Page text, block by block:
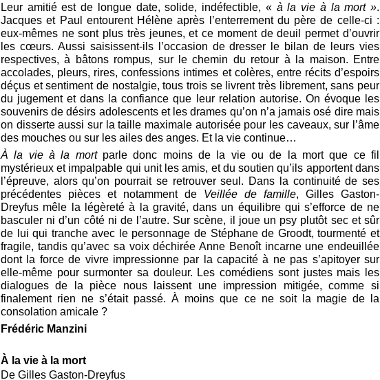
Leur amitié est de longue date, solide, indéfectible, « à la vie à la mort ».
Jacques et Paul entourent Hélène après l’enterrement du père de celle-ci :
eux-mêmes ne sont plus très jeunes, et ce moment de deuil permet d’ouvrir
les cœurs. Aussi saisissent-ils l’occasion de dresser le bilan de leurs vies
respectives, à bâtons rompus, sur le chemin du retour à la maison. Entre
accolades, pleurs, rires, confessions intimes et colères, entre récits d’espoirs
déçus et sentiment de nostalgie, tous trois se livrent très librement, sans peur
du jugement et dans la confiance que leur relation autorise. On évoque les
souvenirs de désirs adolescents et les drames qu’on n’a jamais osé dire mais
on disserte aussi sur la taille maximale autorisée pour les caveaux, sur l’âme
des mouches ou sur les ailes des anges. Et la vie continue…
À la vie à la mort parle donc moins de la vie ou de la mort que ce fil
mystérieux et impalpable qui unit les amis, et du soutien qu’ils apportent dans
l’épreuve, alors qu’on pourrait se retrouver seul. Dans la continuité de ses
précédentes pièces et notamment de Veillée de famille, Gilles Gaston-
Dreyfus mêle la légèreté à la gravité, dans un équilibre qui s’efforce de ne
basculer ni d’un côté ni de l’autre. Sur scène, il joue un psy plutôt sec et sûr
de lui qui tranche avec le personnage de Stéphane de Groodt, tourmenté et
fragile, tandis qu’avec sa voix déchirée Anne Benoît incarne une endeuillée
dont la force de vivre impressionne par la capacité à ne pas s’apitoyer sur
elle-même pour surmonter sa douleur. Les comédiens sont justes mais les
dialogues de la pièce nous laissent une impression mitigée, comme si
finalement rien ne s’était passé. À moins que ce ne soit la magie de la
consolation amicale ?
Frédéric Manzini
À la vie à la mort
De Gilles Gaston-Dreyfus